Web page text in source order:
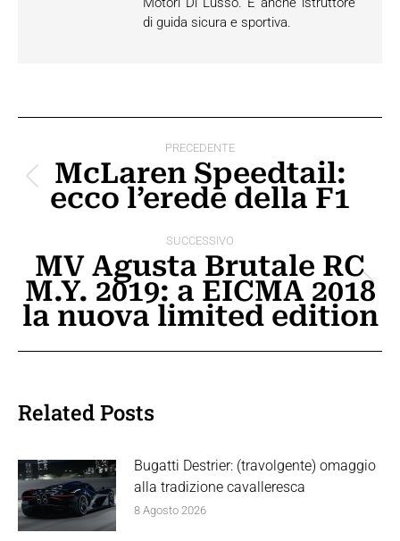
di guida sicura e sportiva.
tra
PRECEDENTE
Post
precedente:
McLaren Speedtail:
ecco l’erede della F1
SUCCESSIVO
Prossimo
post:
MV Agusta Brutale RC
M.Y. 2019: a EICMA 2018
la nuova limited edition
Related Posts
Bugatti Destrier: (travolgente) omaggio
alla tradizione cavalleresca
8 Agosto 2026